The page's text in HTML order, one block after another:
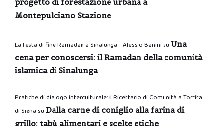
Montepulciano Stazione
La festa di fine Ramadan a Sinalunga - Alessio Banini su Una
cena per conoscersi: il Ramadan della comunità
islamica di Sinalunga
Pratiche di dialogo interculturale: il Ricettario di Comunità a Torrita
di Siena su Dalla carne di coniglio alla farina di
grillo: tabù alimentari e scelte etiche